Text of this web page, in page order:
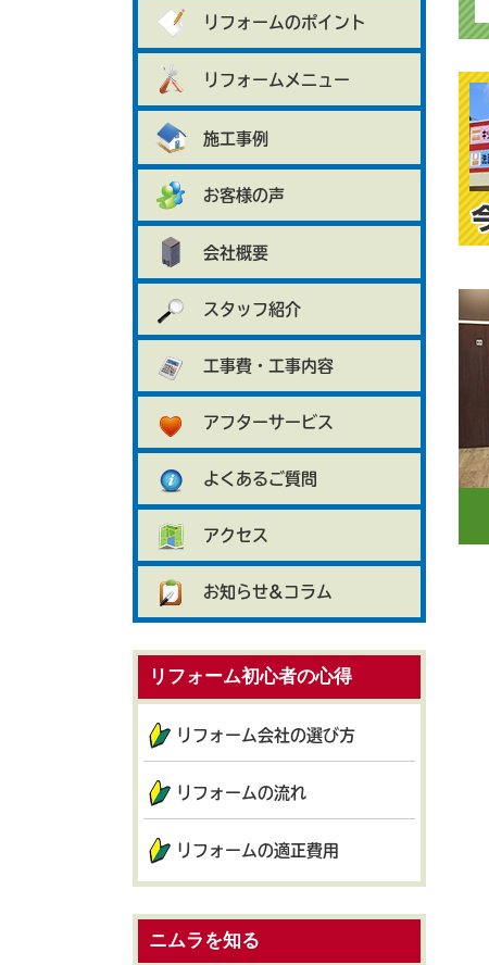
リフォームのポイント
リフォームメニュー
施工事例
お客様の声
会社概要
スタッフ紹介
工事費・工事内容
アフターサービス
よくあるご質問
アクセス
お知らせ&コラム
リフォーム初心者の心得
リフォーム会社の選び方
リフォームの流れ
リフォームの適正費用
ニムラを知る